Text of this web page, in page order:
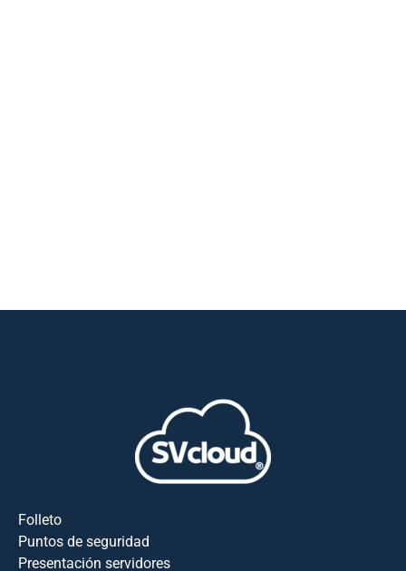
Folleto
Puntos de seguridad
Presentación servidores